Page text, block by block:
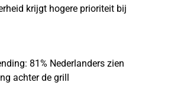
krijgt hogere prioriteit bij
81% Nederlanders zien
achter de grill